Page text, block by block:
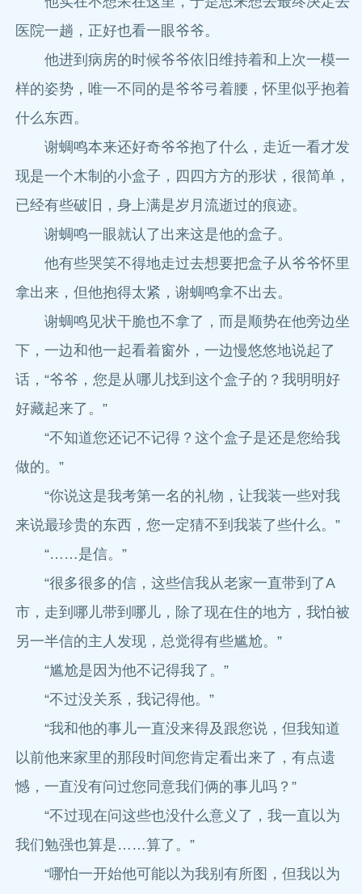
医院一趟，正好也看一眼爷爷。
他进到病房的时候爷爷依旧维持着和上次一模一
样的姿势，唯一不同的是爷爷弓着腰，怀里似乎抱着
什么东西。
谢蜩鸣本来还好奇爷爷抱了什么，走近一看才发
现是一个木制的小盒子，四四方方的形状，很简单，
已经有些破旧，身上满是岁月流逝过的痕迹。
谢蜩鸣一眼就认了出来这是他的盒子。
他有些哭笑不得地走过去想要把盒子从爷爷怀里
拿出来，但他抱得太紧，谢蜩鸣拿不出去。
谢蜩鸣见状干脆也不拿了，而是顺势在他旁边坐
下，一边和他一起看着窗外，一边慢悠悠地说起了
话，“爷爷，您是从哪儿找到这个盒子的？我明明好
好藏起来了。”
“不知道您还记不记得？这个盒子是还是您给我
做的。”
“你说这是我考第一名的礼物，让我装一些对我
来说最珍贵的东西，您一定猜不到我装了些什么。”
“……是信。”
“很多很多的信，这些信我从老家一直带到了A
市，走到哪儿带到哪儿，除了现在住的地方，我怕被
另一半信的主人发现，总觉得有些尴尬。”
“尴尬是因为他不记得我了。”
“不过没关系，我记得他。”
“我和他的事儿一直没来得及跟您说，但我知道
以前他来家里的那段时间您肯定看出来了，有点遗
憾，一直没有问过您同意我们俩的事儿吗？”
“不过现在问这些也没什么意义了，我一直以为
我们勉强也算是……算了。”
“哪怕一开始他可能以为我别有所图，但我以为